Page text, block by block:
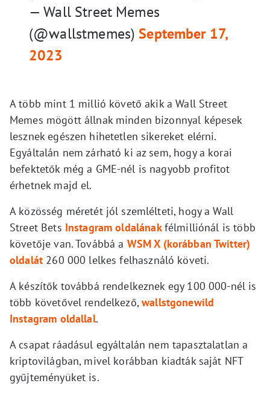
— Wall Street Memes
(@wallstmemes)September 17,
2023
A több mint 1 millió követő akik a Wall Street
Memes mögött állnak minden bizonnyal képesek
lesznek egészen hihetetlen sikereket elérni.
Egyáltalán nem zárható ki az sem, hogy a korai
befektetők még a GME-nél is nagyobb profitot
érhetnek majd el.
A közösség méretét jól szemlélteti, hogy a Wall
Street Bets Instagram oldalánakfélmilliónál is több
követője van. Továbbá a WSM X (korábban Twitter)
oldalát 260 000 lelkes felhasználó követi.
A készítők továbbá rendelkeznek egy 100 000-nél is
több követővel rendelkező,wallstgonewild
Instagram oldallal.
A csapat ráadásul egyáltalán nem tapasztalatlan a
kriptovilágban, mivel korábban kiadták saját NFT
gyűjteményüket is.